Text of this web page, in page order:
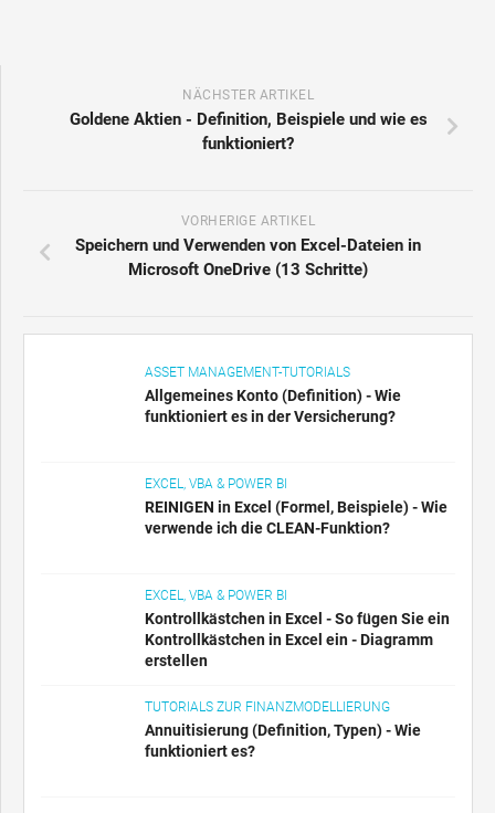
NÄCHSTER ARTIKEL
Goldene Aktien - Definition, Beispiele und wie es
funktioniert?
VORHERIGE ARTIKEL
Speichern und Verwenden von Excel-Dateien in
Microsoft OneDrive (13 Schritte)
ASSET MANAGEMENT-TUTORIALS
Allgemeines Konto (Definition) - Wie
funktioniert es in der Versicherung?
EXCEL, VBA & POWER BI
REINIGEN in Excel (Formel, Beispiele) - Wie
verwende ich die CLEAN-Funktion?
EXCEL, VBA & POWER BI
Kontrollkästchen in Excel - So fügen Sie ein
Kontrollkästchen in Excel ein - Diagramm
erstellen
TUTORIALS ZUR FINANZMODELLIERUNG
Annuitisierung (Definition, Typen) - Wie
funktioniert es?